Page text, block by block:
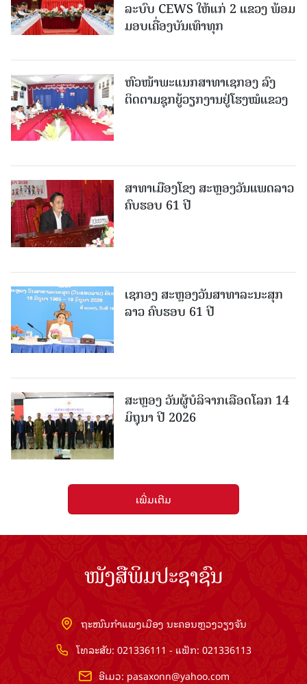
ລະບົບ CEWS ໃຫ້ແກ່ 2 ແຂວງ ພ້ອມ
ມອບເຄື່ອງບັນເທົາທຸກ
ຫົວໜ້າພະແນກສາທາເຊກອງ ລົງ
ຕິດຕາມຊຸກຍູ້ວຽກງານຢູ່ໂຮງໝໍແຂວງ
ສາທາເມືອງໂຂງ ສະຫຼອງວັນແພດລາວ
ຄົບຮອບ 61 ປີ
ເຊກອງ ສະຫຼອງວັນສາທາລະນະສຸກ
ລາວ ຄົບຮອບ 61 ປີ
ສະຫຼອງ ວັນຜູ້ບໍລິຈາກເລືອດໂລກ 14
ມິຖຸນາ ປີ 2026
ເພີ່ມເຕີມ
ໜັງສືພິມປະຊາຊົນ
ຖະໜົນກຳແພງເມືອງ ນະຄອນຫຼວງວຽງຈັນ
ໂທລະສັບ: 021336111 - ແຟັກ: 021336113
ອີເມວ: pasaxonn@yahoo.com